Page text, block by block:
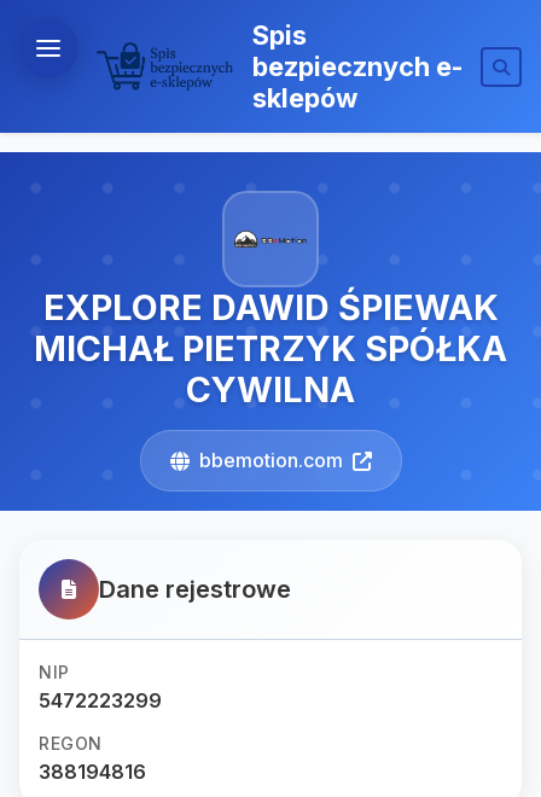
Spis
bezpiecznych e-
sklepów
EXPLORE DAWID ŚPIEWAK
MICHAŁ PIETRZYK SPÓŁKA
CYWILNA
bbemotion.com
Dane rejestrowe
NIP
5472223299
REGON
388194816